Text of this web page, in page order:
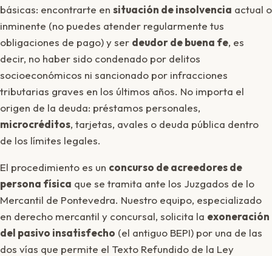
básicas: encontrarte en situación de insolvencia actual o
inminente (no puedes atender regularmente tus
obligaciones de pago) y ser deudor de buena fe, es
decir, no haber sido condenado por delitos
socioeconómicos ni sancionado por infracciones
tributarias graves en los últimos años. No importa el
origen de la deuda: préstamos personales,
microcréditos, tarjetas, avales o deuda pública dentro
de los límites legales.
El procedimiento es un concurso de acreedores de
persona física que se tramita ante los Juzgados de lo
Mercantil de Pontevedra. Nuestro equipo, especializado
en derecho mercantil y concursal, solicita la exoneración
del pasivo insatisfecho (el antiguo BEPI) por una de las
dos vías que permite el Texto Refundido de la Ley